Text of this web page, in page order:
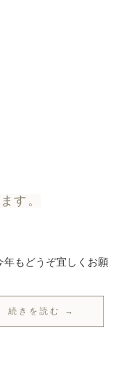
す。
年もどうぞ宜しくお願
続きを読む →